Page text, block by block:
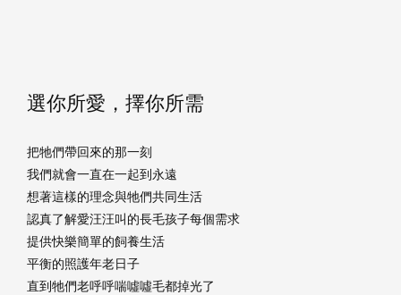
選你所愛，擇你所需
把牠們帶回來的那一刻
我們就會一直在一起到永遠
想著這樣的理念與牠們共同生活
認真了解愛汪汪叫的長毛孩子每個需求
提供快樂簡單的飼養生活
平衡的照護年老日子
直到牠們老呼呼喘噓噓毛都掉光了